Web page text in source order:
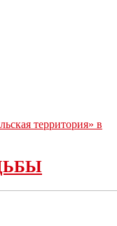
территория» в